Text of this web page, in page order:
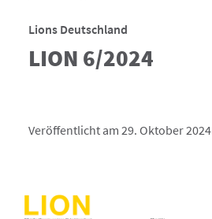
Lions Deutschland
LION 6/2024
Veröffentlicht am 29. Oktober 2024